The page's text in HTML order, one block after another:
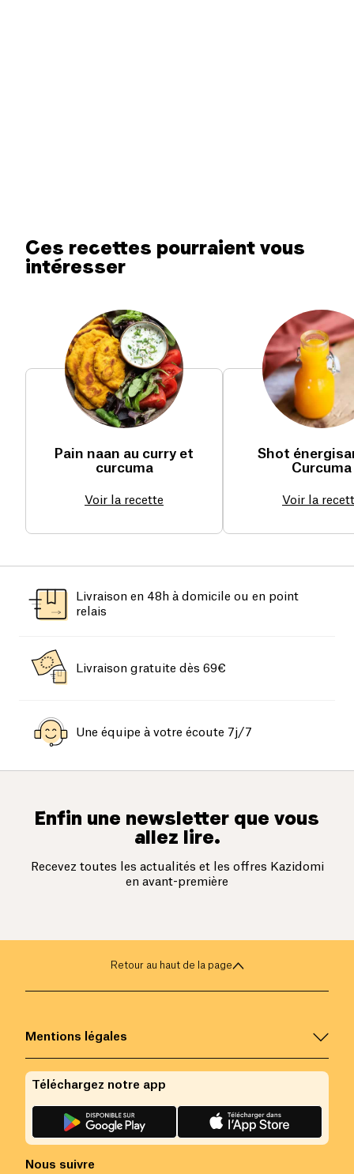
Ces recettes pourraient vous
intéresser
Pain naan au curry et
curcuma
Voir la recette
Shot
Curcuma
Voir la
Livraison en 48h à domicile ou en point
relais
Livraison gratuite dès 69€
Une équipe à votre écoute 7j/7
Enfin une newsletter que vous
allez lire.
Recevez toutes les actualités et les offres Kazidomi
en avant-première
Retour au haut de la page
Mentions légales
Nous suivre
Téléchargez notre app